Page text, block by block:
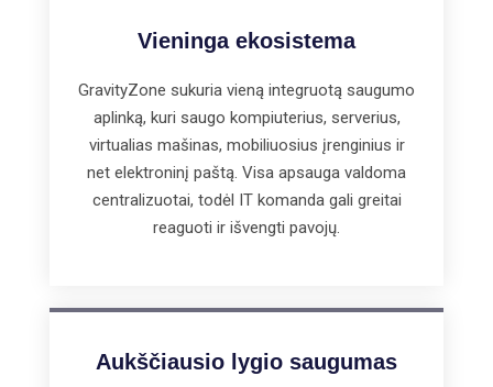
Vieninga ekosistema
GravityZone sukuria vieną integruotą saugumo
aplinką, kuri saugo kompiuterius, serverius,
virtualias mašinas, mobiliuosius įrenginius ir
net elektroninį paštą. Visa apsauga valdoma
centralizuotai, todėl IT komanda gali greitai
reaguoti ir išvengti pavojų.
Aukščiausio lygio saugumas